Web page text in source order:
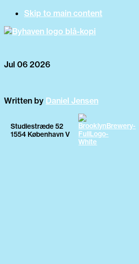
Skip to main content
Jul 06 2026
Written by Daniel Jensen
Studiestræde 52
1554 København V